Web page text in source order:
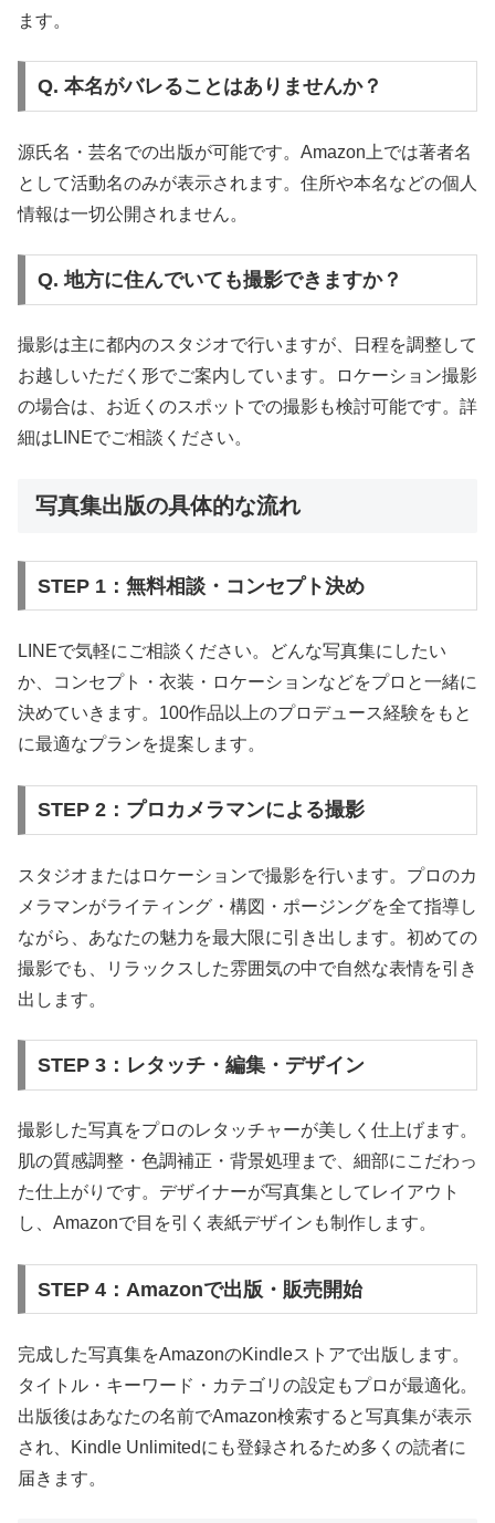
ます。
Q. 本名がバレることはありませんか？
源氏名・芸名での出版が可能です。Amazon上では著者名
として活動名のみが表示されます。住所や本名などの個人
情報は一切公開されません。
Q. 地方に住んでいても撮影できますか？
撮影は主に都内のスタジオで行いますが、日程を調整して
お越しいただく形でご案内しています。ロケーション撮影
の場合は、お近くのスポットでの撮影も検討可能です。詳
細はLINEでご相談ください。
写真集出版の具体的な流れ
STEP 1：無料相談・コンセプト決め
LINEで気軽にご相談ください。どんな写真集にしたい
か、コンセプト・衣装・ロケーションなどをプロと一緒に
決めていきます。100作品以上のプロデュース経験をもと
に最適なプランを提案します。
STEP 2：プロカメラマンによる撮影
スタジオまたはロケーションで撮影を行います。プロのカ
メラマンがライティング・構図・ポージングを全て指導し
ながら、あなたの魅力を最大限に引き出します。初めての
撮影でも、リラックスした雰囲気の中で自然な表情を引き
出します。
STEP 3：レタッチ・編集・デザイン
撮影した写真をプロのレタッチャーが美しく仕上げます。
肌の質感調整・色調補正・背景処理まで、細部にこだわっ
た仕上がりです。デザイナーが写真集としてレイアウト
し、Amazonで目を引く表紙デザインも制作します。
STEP 4：Amazonで出版・販売開始
完成した写真集をAmazonのKindleストアで出版します。
タイトル・キーワード・カテゴリの設定もプロが最適化。
出版後はあなたの名前でAmazon検索すると写真集が表示
され、Kindle Unlimitedにも登録されるため多くの読者に
届きます。